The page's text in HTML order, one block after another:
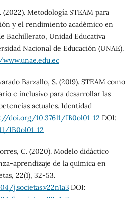
(2022). Metodología STEAM para
y el rendimiento académico en
Bachillerato, Unidad Educativa
Nacional de Educación (UNAE).
Barzallo, S. (2019). STEAM como
e inclusivo para desarrollar las
actuales. Identidad
doi.org/10.37611/IB0ol01-12 DOI:
IB0ol01-12
C. (2020). Modelo didáctico
aprendizaje de la química en
22(1), 32-53.
j.societas.v22n1a3 DOI: